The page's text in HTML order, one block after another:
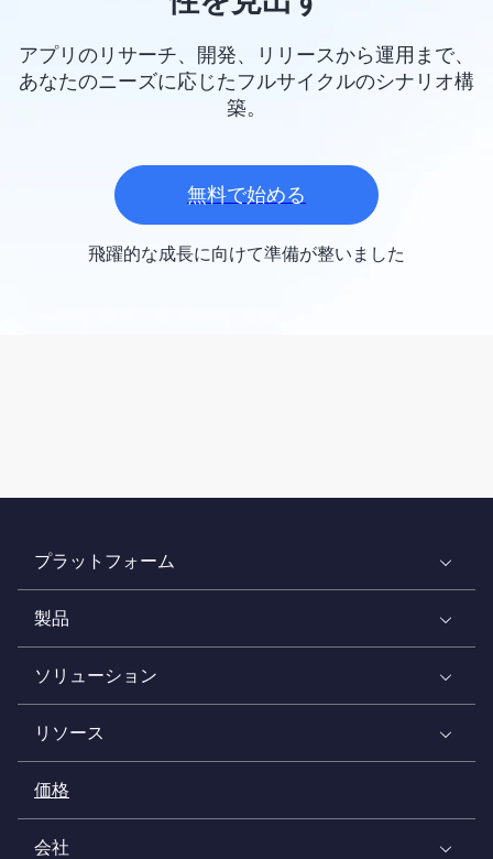
アプリのリサーチ、開発、リリースから運用まで、
あなたのニーズに応じたフルサイクルのシナリオ構
築。
無料で始める
飛躍的な成長に向けて準備が整いました
プラットフォーム
製品
ソリューション
リソース
価格
会社